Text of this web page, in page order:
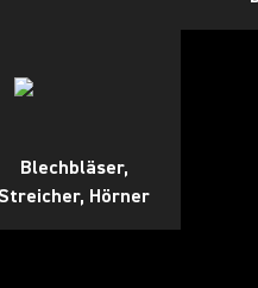
Blechbläser,
Streicher, Hörner